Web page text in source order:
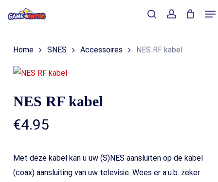
content
Winkelmand
Home SNES Accessoires NES RF kabel
NES RF kabel
€4.95
Met deze kabel kan u uw (S)NES aansluiten op de kabel
(coax) aansluiting van uw televisie. Wees er a.u.b. zeker